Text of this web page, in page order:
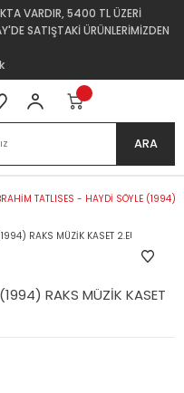
VARDIR, 5400 TL ÜZERİ
SATIŞTAKİ ÜRÜNLERİMİZDEN
ARA
TATLISES - HAYDİ SÖYLE (1994)
RAKS MÜZİK KASET